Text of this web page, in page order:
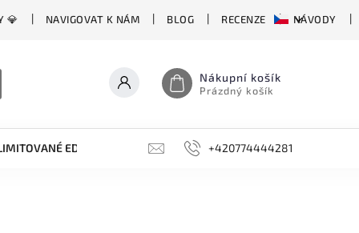
💎 NAVIGOVAT K NÁM BLOG RECENZE NÁVODY
Nákupní košík
Prázdný košík
EDICE BROUSKY, BRUSKY, OCÍLKY
+420774444281